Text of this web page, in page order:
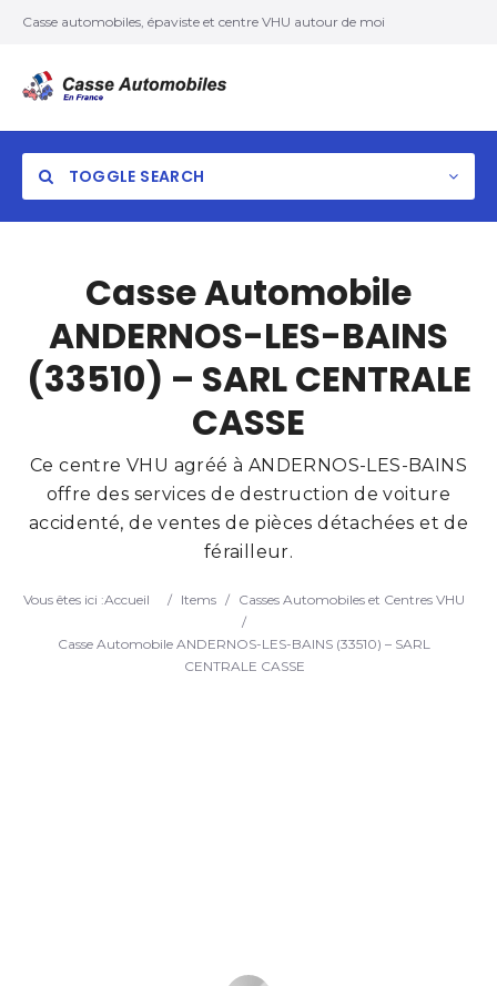
Casse automobiles, épaviste et centre VHU autour de moi
TOGGLE SEARCH
Search
Casse Automobile
ANDERNOS-LES-BAINS
(33510) – SARL CENTRALE
CASSE
Ce centre VHU agréé à ANDERNOS-LES-BAINS
offre des services de destruction de voiture
accidenté, de ventes de pièces détachées et de
férailleur.
Vous êtes ici :Accueil / Items / Casses Automobiles et Centres VHU
/
Casse Automobile ANDERNOS-LES-BAINS (33510) – SARL
CENTRALE CASSE